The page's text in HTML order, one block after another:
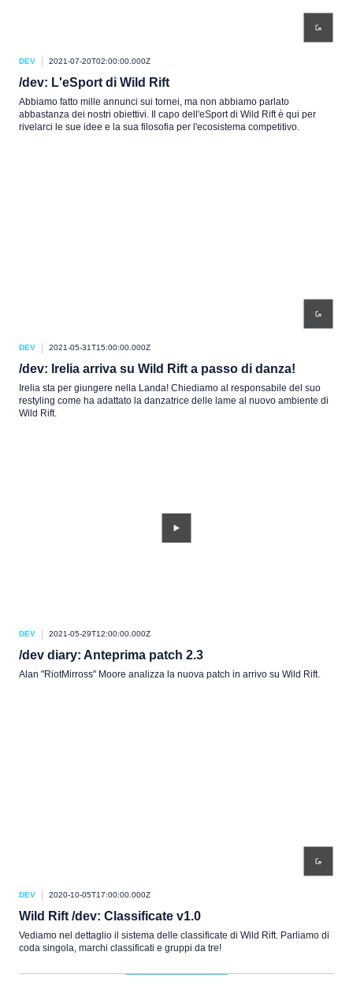
DEV 2021-07-20T02:00:00.000Z
/dev: L'eSport di Wild Rift
Abbiamo fatto mille annunci sui tornei, ma non abbiamo parlato
abbastanza dei nostri obiettivi. Il capo dell'eSport di Wild Rift è qui per
rivelarci le sue idee e la sua filosofia per l'ecosistema competitivo.
DEV 2021-05-31T15:00:00.000Z
/dev: Irelia arriva su Wild Rift a passo di danza!
Irelia sta per giungere nella Landa! Chiediamo al responsabile del suo
restyling come ha adattato la danzatrice delle lame al nuovo ambiente di
Wild Rift.
DEV 2021-05-29T12:00:00.000Z
/dev diary: Anteprima patch 2.3
Alan "RiotMirross" Moore analizza la nuova patch in arrivo su Wild Rift.
DEV 2020-10-05T17:00:00.000Z
Wild Rift /dev: Classificate v1.0
Vediamo nel dettaglio il sistema delle classificate di Wild Rift. Parliamo di
coda singola, marchi classificati e gruppi da tre!